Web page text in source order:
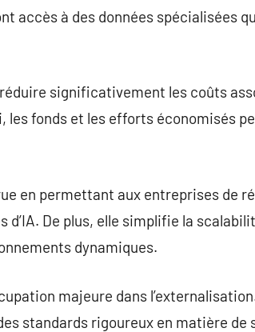
accès à des données spécialisées
significativement les coûts
les fonds et les efforts économisés
en permettant aux entreprises de
De plus, elle simplifie la
dynamiques.
majeure dans
standards rigoureux en matière de